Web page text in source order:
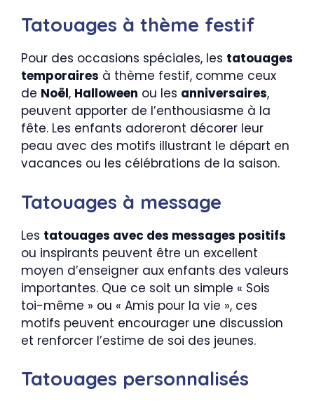
Tatouages à thème festif
Pour des occasions spéciales, les tatouages
temporaires à thème festif, comme ceux
de Noël, Halloween ou les anniversaires,
peuvent apporter de l’enthousiasme à la
fête. Les enfants adoreront décorer leur
peau avec des motifs illustrant le départ en
vacances ou les célébrations de la saison.
Tatouages à message
Les tatouages avec des messages positifs
ou inspirants peuvent être un excellent
moyen d’enseigner aux enfants des valeurs
importantes. Que ce soit un simple « Sois
toi-même » ou « Amis pour la vie », ces
motifs peuvent encourager une discussion
et renforcer l’estime de soi des jeunes.
Tatouages personnalisés